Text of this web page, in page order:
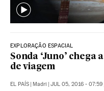
EXPLORAÇÃO ESPACIAL
Sonda ‘Juno’ chega
de viagem
EL PAÍS | Madri | JUL 05, 2016 - 07:59